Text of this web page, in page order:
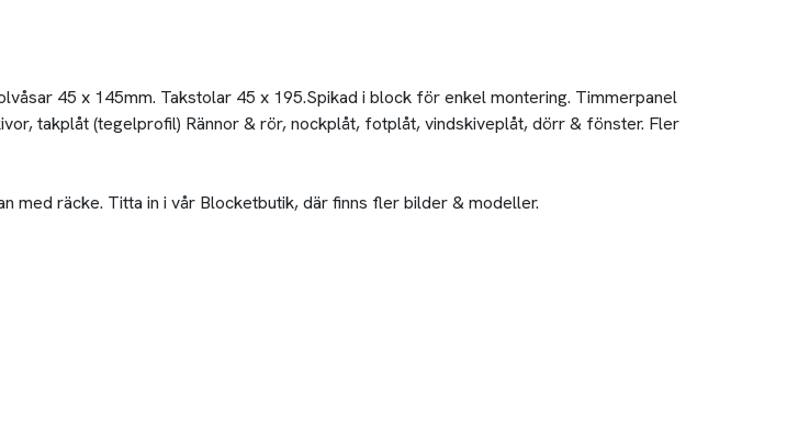
45 x 145mm. Takstolar 45 x 195.Spikad i block för enkel montering. Timmerpanel
takplåt (tegelprofil) Rännor & rör, nockplåt, fotplåt, vindskiveplåt, dörr & fönster. Fler
med räcke. Titta in i vår Blocketbutik, där finns fler bilder & modeller.